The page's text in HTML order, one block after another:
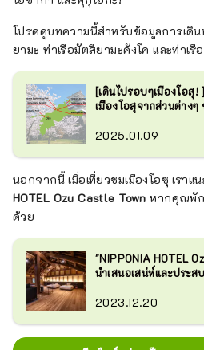
โปรดดูบทความนี้สำหรับข้อมูลการเดิ
ยามะ ท่าเรือมัตสึยามะคังโค และท่าเรื
[เดินไปรอบๆเมืองโอสุ!
เมืองโอสุจากส่วนต่างๆ
2025.01.09
นอกจากนี้ เมื่อเที่ยวชมเมืองโอซุ เราแ
HOTEL Ozu Castle Town หากคุณพั
ด้วย
"NIPPONIA HOTEL
นำเสนอเสน่ห์และประ
2023.12.20